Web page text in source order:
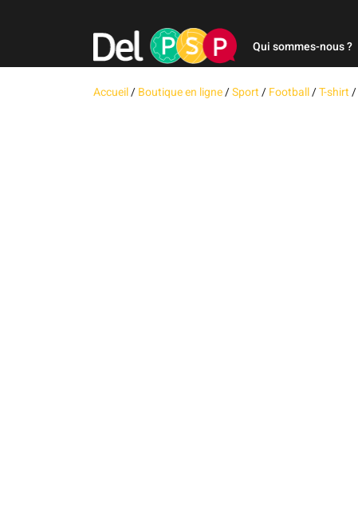
Qui sommes-nous ?
Accueil/Boutique en ligne/Sport/Football/T-shirt/